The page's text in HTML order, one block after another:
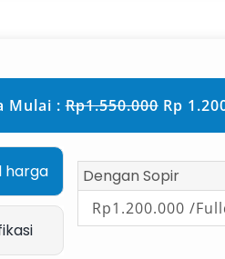
Mulai :Rp1.550.000Rp
harga Dengan Sopir
Rp1.200.000 /